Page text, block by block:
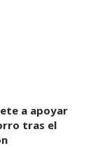
a apoyar
tras el